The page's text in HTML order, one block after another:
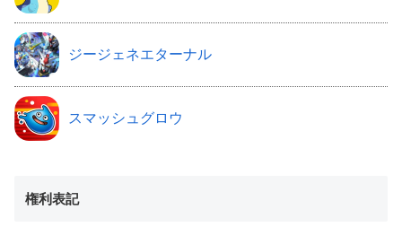
ジージェネエターナル
スマッシュグロウ
権利表記